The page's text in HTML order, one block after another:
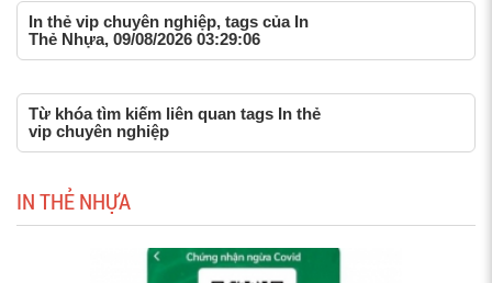
In thẻ vip chuyên nghiệp, tags của In
Thẻ Nhựa, 09/08/2026 03:29:06
Từ khóa tìm kiếm liên quan tags In thẻ
vip chuyên nghiệp
IN THẺ NHỰA